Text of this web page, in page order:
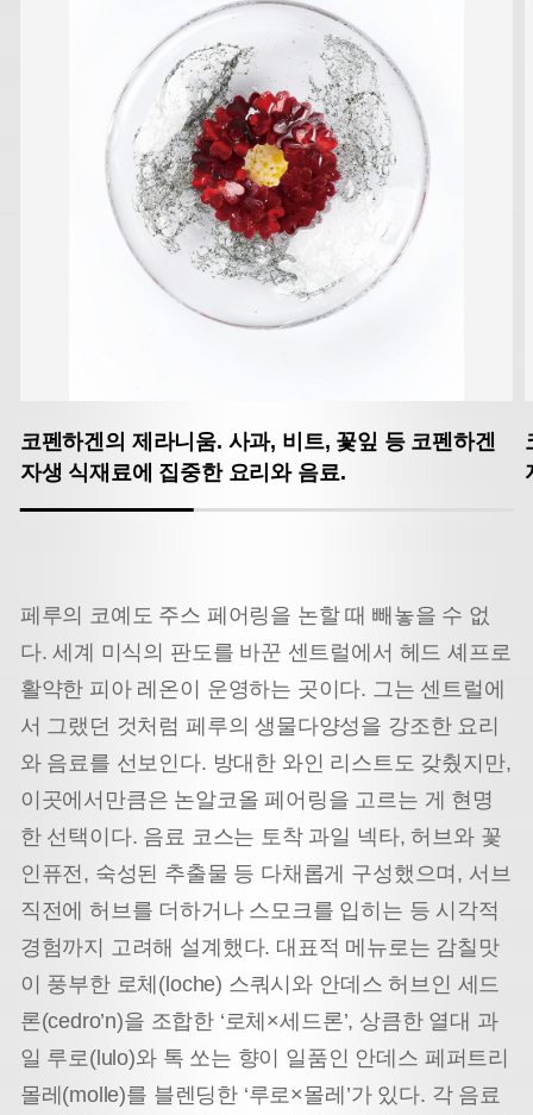
코펜하겐의 제라니움. 사과, 비트, 꽃잎 등 코펜하겐
자생 식재료에 집중한 요리와 음료.
페루의 코예도 주스 페어링을 논할 때 빼놓을 수 없
다. 세계 미식의 판도를 바꾼 센트럴에서 헤드 셰프로
활약한 피아 레온이 운영하는 곳이다. 그는 센트럴에
서 그랬던 것처럼 페루의 생물다양성을 강조한 요리
와 음료를 선보인다. 방대한 와인 리스트도 갖췄지만,
이곳에서만큼은 논알코올 페어링을 고르는 게 현명
한 선택이다. 음료 코스는 토착 과일 넥타, 허브와 꽃
인퓨전, 숙성된 추출물 등 다채롭게 구성했으며, 서브
직전에 허브를 더하거나 스모크를 입히는 등 시각적
경험까지 고려해 설계했다. 대표적 메뉴로는 감칠맛
이 풍부한 로체(loche) 스쿼시와 안데스 허브인 세드
론(cedro’n)을 조합한 ‘로체×세드론’, 상큼한 열대 과
일 루로(lulo)와 톡 쏘는 향이 일품인 안데스 페퍼트리
몰레(molle)를 블렌딩한 ‘루로×몰레’가 있다. 각 음료